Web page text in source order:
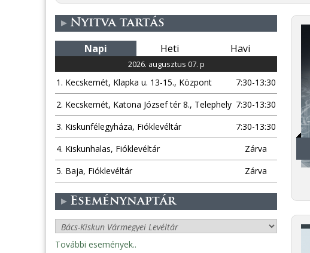
Nyitva tartás
Napi Heti Havi
2026. augusztus 07. p
1. Kecskemét, Klapka u. 13-15., Központ
7:30-13:30
2. Kecskemét, Katona József tér 8., Telephely 7:30-13:30
3. Kiskunfélegyháza, Fióklevéltár
7:30-13:30
4. Kiskunhalas, Fióklevéltár
Zárva
5. Baja, Fióklevéltár
Zárva
Eseménynaptár
További események..